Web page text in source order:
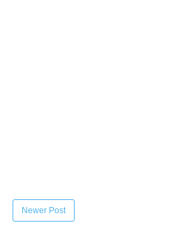
Newer Post